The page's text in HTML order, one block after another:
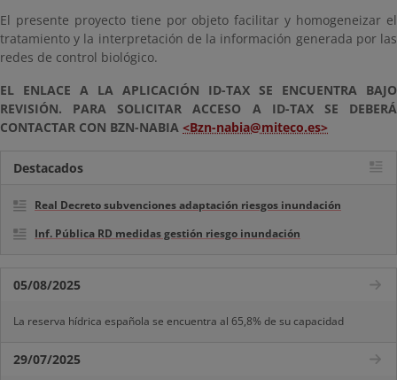
El presente proyecto tiene por objeto facilitar y homogeneizar el
tratamiento y la interpretación de la información generada por las
redes de control biológico.
EL ENLACE A LA APLICACIÓN ID-TAX SE ENCUENTRA BAJO
REVISIÓN. PARA SOLICITAR ACCESO A ID-TAX SE DEBERÁ
CONTACTAR CON BZN-NABIA <Bzn-nabia@miteco.es>
Destacados
Real Decreto subvenciones adaptación riesgos inundación
Inf. Pública RD medidas gestión riesgo inundación
05/08/2025
La reserva hídrica española se encuentra al 65,8% de su capacidad
29/07/2025